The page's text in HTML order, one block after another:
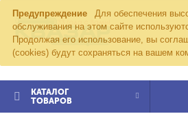
Предупреждение
Для обеспечения
обслуживания на этом сайте
Продолжая его использование, вы
(cookies) будут сохраняться на вашем
КАТАЛОГ
ТОВАРОВ